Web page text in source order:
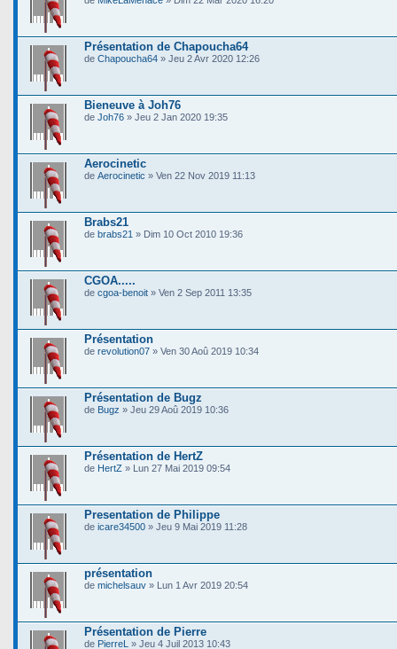
Présentation de Chapoucha64
de Chapoucha64 » Jeu 2 Avr 2020 12:26
Bieneuve à Joh76
de Joh76 » Jeu 2 Jan 2020 19:35
Aerocinetic
de Aerocinetic » Ven 22 Nov 2019 11:13
Brabs21
de brabs21 » Dim 10 Oct 2010 19:36
CGOA.....
de cgoa-benoit » Ven 2 Sep 2011 13:35
Présentation
de revolution07 » Ven 30 Aoû 2019 10:34
Présentation de Bugz
de Bugz » Jeu 29 Aoû 2019 10:36
Présentation de HertZ
de HertZ » Lun 27 Mai 2019 09:54
Presentation de Philippe
de icare34500 » Jeu 9 Mai 2019 11:28
présentation
de michelsauv » Lun 1 Avr 2019 20:54
Présentation de Pierre
de PierreL » Jeu 4 Juil 2013 10:43